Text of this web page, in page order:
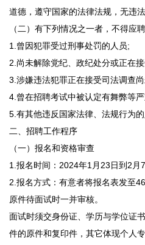
道德，遵守国家的法律法规，无违
（二）有下列情况之一者，不得应聘
1.曾因犯罪受过刑事处罚的人员;
2.尚未解除党纪、政纪处分或正在
3.涉嫌违法犯罪正在接受司法调查
4.曾在招聘考试中被认定有舞弊等
5.有其他违反国家法律、法规行为的
二、招聘工作程序
（一）报名和资格审查
1.报名时间：2024年1月23日到2月7
2.报名方式：有意者将报名表发至
原件待面试时一并审核。
面试时须交身份证、学历与学位证
件的原件和复印件，其它体现个人